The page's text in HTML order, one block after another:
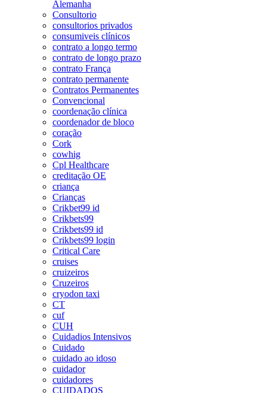
Alemanha
Consultorio
consultorios privados
consumiveis clínicos
contrato a longo termo
contrato de longo prazo
contrato França
contrato permanente
Contratos Permanentes
Convencional
coordenação clínica
coordenador de bloco
coração
Cork
cowhig
Cpl Healthcare
creditação OE
criança
Crianças
Crikbet99 id
Crikbets99
Crikbets99 id
Crikbets99 login
Critical Care
cruises
cruizeiros
Cruzeiros
cryodon taxi
CT
cuf
CUH
Cuidadios Intensivos
Cuidado
cuidado ao idoso
cuidador
cuidadores
CUIDADOS